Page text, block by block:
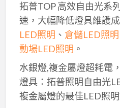
拓普TOP 高效自由光系
速，大幅降低燈具維護
LED照明 、 倉儲LED照明
動場LED照明 。
水銀燈,複金屬燈超耗電
燈具：拓普照明自由光
複金屬燈的最佳LED照